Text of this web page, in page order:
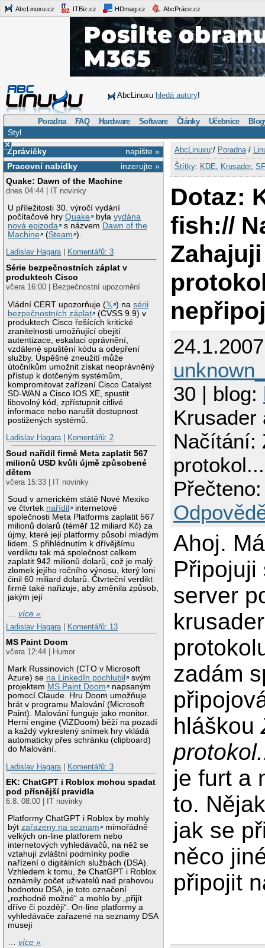
AbcLinuxu.cz ITBiz.cz HDmag.cz AbcPráce.cz
AbcLinuxu hledá autory!
Poradna FAQ Hardware Software Články Učebnice
Styl
×
napište »
Zprávičky
inzerujte »
Pracovní nabídky
Quake: Dawn of the Machine
dnes 04:44 | IT novinky
U příležitosti 30. výročí vydání
počítačové hryQuake bylavydána
nová epizoda
s názvem Dawn of the
Machine
(Steam ).
Ladislav Hagara| Komentářů: 3
Série bezpečnostních záplat v
produktech Cisco
včera 16:00 | Bezpečnostní upozornění
Vládní CERT upozorňuje (𝕏 ) nasérii
bezpečnostních záplat
(CVSS 9.9) v
produktech Cisco řešících kritické
zranitelnosti umožňující obejití
autentizace, eskalaci oprávnění,
vzdálené spuštění kódu a odepření
služby. Úspěšné zneužití může
útočníkům umožnit získat neoprávněný
přístup k dotčeným systémům,
kompromitovat zařízení Cisco Catalyst
SD-WAN a Cisco IOS XE, spustit
libovolný kód, zpřístupnit citlivé
informace nebo narušit dostupnost
postižených systémů.
Ladislav Hagara| Komentářů: 2
Soud nařídil firmě Meta zaplatit 567
milionů USD kvůli újmě způsobené
dětem
včera 15:33 | IT novinky
Soud v americkém státě Nové Mexiko
ve čtvrtek nařídil
internetové
společnosti Meta Platforms zaplatit 567
milionů dolarů (téměř 12 miliard Kč) za
újmy, které její platformy působí mladým
lidem. S přihlédnutím k dřívějšímu
verdiktu tak má společnost celkem
zaplatit 942 milionů dolarů, což je malý
zlomek jejího ročního výnosu, který loni
činil 60 miliard dolarů. Čtvrteční verdikt
firmě také nařizuje, aby změnila způsob,
jakým její
…více »
Ladislav Hagara
Komentářů: 13
MS Paint Doom
včera 12:44 | Humor
Mark Russinovich (CTO v Microsoft
Azure) se na LinkedIn pochlubil
svým
projektem MS Paint Doom
napsaným
pomocí Claude. Hru Doom umožňuje
hrát v programu Malování (Microsoft
Paint). Malování funguje jako monitor.
Herní engine (ViZDoom) běží na pozadí
a každý vykreslený snímek hry vkládá
automaticky přes schránku (clipboard)
do Malování.
Ladislav Hagara
Komentářů: 3
EK: ChatGPT i Roblox mohou spadat
pod přísnější pravidla
6.8. 08:00 | IT novinky
Platformy ChatGPT i Roblox by mohly
býtzařazeny na seznam
mimořádně
velkých on-line platforem nebo
internetových vyhledávačů, na něž se
vztahují zvláštní podmínky podle
nařízení o digitálních službách (DSA).
Vzhledem k tomu, že ChatGPT i Roblox
oznámily počet uživatelů nad prahovou
hodnotou DSA, je toto označení
„rozhodně možné“ a mohlo by „přijít
dříve či později“. On-line platformy a
vyhledávače zařazené na seznamy DSA
musejí
…více »
AbcLinuxu:/ Poradna/
Štítky: KDE Krusader,
Dotaz:
fish://
Zahajuji
30 | blog:
Krusader
Načítání:
Ahoj.
Připojuji
server
zadám
hláškou
je furt a
to.
jak se
něco
připojit